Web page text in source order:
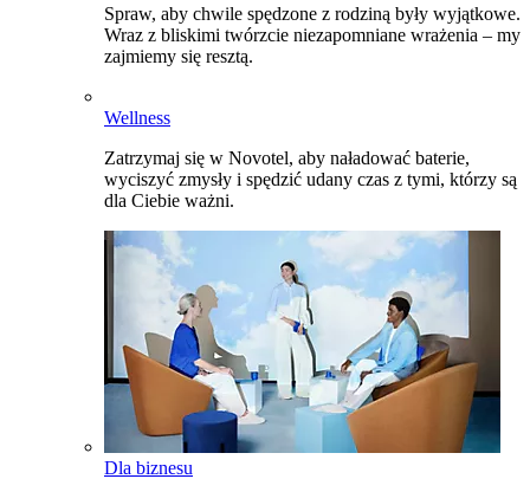
Spraw, aby chwile spędzone z rodziną były wyjątkowe.
Wraz z bliskimi twórzcie niezapomniane wrażenia – my
zajmiemy się resztą.
Wellness
Zatrzymaj się w Novotel, aby naładować baterie,
wyciszyć zmysły i spędzić udany czas z tymi, którzy są
dla Ciebie ważni.
Dla biznesu